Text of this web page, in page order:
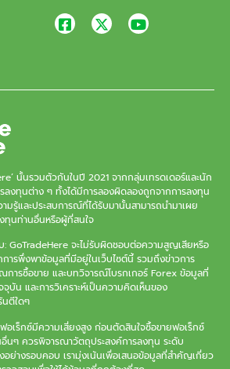
นั้นรวมตัวกันในปี 2021 จากกลุ่มเทรดเดอร์และนัก
งทุนต่าง ๆ ทั้งได้มีการลองผิดลองถูกจากการลงทุน
รู้และประสบการณ์ที่ได้รับมานั้นสามารถนำมาเผย
ทุนท่านอื่นหรือผู้ที่สนใจ
GoTradeHere จะไม่รับผิดชอบต่อความสูญเสียหรือ
การพึ่งพาข้อมูลที่มีอยู่ในเว็บไซต์นี้ รวมถึงข่าวการ
การซื้อขาย และบทวิจารณ์โบรกเกอร์ Forex ข้อมูลที่
บัน และการวิเคราะห์เป็นความคิดเห็นของ
นตีใดๆ
อเร็กซ์มีความเสี่ยงสูง ก่อนตัดสินใจซื้อขายฟอเร็กซ์
อื่นๆ ควรพิจารณาวัตถุประสงค์การลงทุน ระดับ
อย่างรอบคอบ เรามุ่งเน้นเพื่อเสนอข้อมูลที่สำคัญเกี่ยว